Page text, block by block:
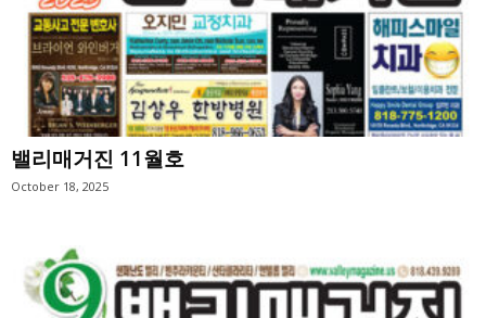
밸리매거진 11월호
October 18, 2025